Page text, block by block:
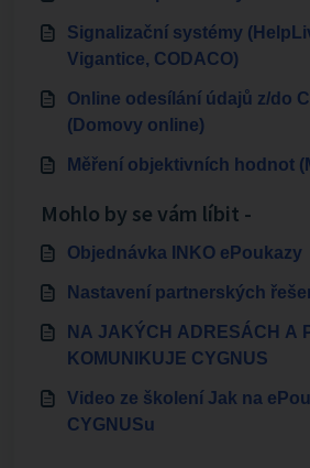
Signalizační systémy
Vigantice, CODACO)
Online odesílání údajů z/do
(Domovy online)
Měření objektivních hodnot
Mohlo by se vám líbit -
Objednávka INKO ePoukazy
Nastavení partnerských
NA JAKÝCH ADRESÁCH A
KOMUNIKUJE CYGNUS
Video ze školení Jak na
CYGNUSu